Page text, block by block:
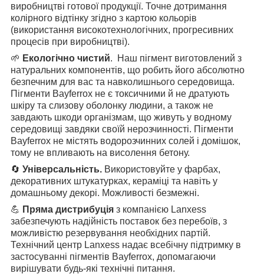
виробництві готової продукції. Точне дотримання
колірного відтінку згідно з картою кольорів
(використання високотехнологічних, прогресивних
процесів при виробництві).
🌱 Екологічно чистий. Наш пігмент виготовлений з
натуральних компонентів, що робить його абсолютно
безпечним для вас та навколишнього середовища.
Пігменти Bayferrox не є токсичними й не дратують
шкіру та слизову оболонку людини, а також не
завдають шкоди організмам, що живуть у водному
середовищі завдяки своїй нерозчинності. Пігменти
Bayferrox не містять водорозчинних солей і домішок,
тому не впливають на висолення бетону.
🔄 Універсальність. Використовуйте у фарбах,
декоративних штукатурках, кераміці та навіть у
домашньому декорі. Можливості безмежні.
💪 Пряма дистрибуція з компанією Lanxess
забезпечують надійність поставок без перебоїв, з
можливістю резервування необхідних партій.
Технічний центр Lanxess надає всебічну підтримку в
застосуванні пігментів Bayferrox, допомагаючи
вирішувати будь-які технічні питання.